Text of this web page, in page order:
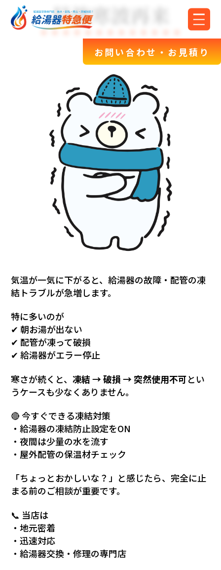
お問い合わせ・お見積り
最強寒波再来
気温が一気に下がると、給湯器の故障・配管の凍
結トラブルが急増します。
特に多いのが
✔ 朝お湯が出ない
✔ 配管が凍って破損
✔ 給湯器がエラー停止
寒さが続くと、凍結 → 破損 → 突然使用不可とい
うケースも少なくありません。
🔴 今すぐできる凍結対策
・給湯器の凍結防止設定をON
・夜間は少量の水を流す
・屋外配管の保温材チェック
「ちょっとおかしいな？」と感じたら、完全に止
まる前のご相談が重要です。
📞 当店は
・地元密着
・迅速対応
・給湯器交換・修理の専門店